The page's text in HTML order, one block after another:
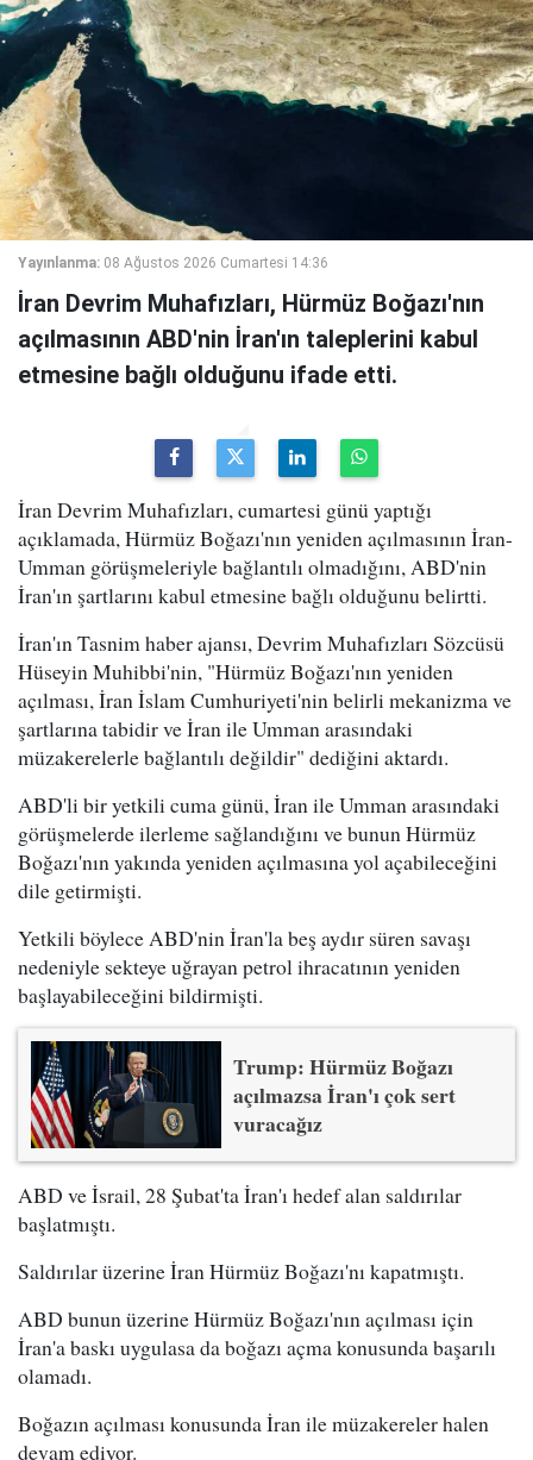
Yayınlanma: 08 Ağustos 2026 Cumartesi 14:36
İran Devrim Muhafızları, Hürmüz Boğazı'nın
açılmasının ABD'nin İran'ın taleplerini kabul
etmesine bağlı olduğunu ifade etti.
İran Devrim Muhafızları, cumartesi günü yaptığı
açıklamada, Hürmüz Boğazı'nın yeniden açılmasının İran-
Umman görüşmeleriyle bağlantılı olmadığını, ABD'nin
İran'ın şartlarını kabul etmesine bağlı olduğunu belirtti.
İran'ın Tasnim haber ajansı, Devrim Muhafızları Sözcüsü
Hüseyin Muhibbi'nin, "Hürmüz Boğazı'nın yeniden
açılması, İran İslam Cumhuriyeti'nin belirli mekanizma ve
şartlarına tabidir ve İran ile Umman arasındaki
müzakerelerle bağlantılı değildir" dediğini aktardı.
ABD'li bir yetkili cuma günü, İran ile Umman arasındaki
görüşmelerde ilerleme sağlandığını ve bunun Hürmüz
Boğazı'nın yakında yeniden açılmasına yol açabileceğini
dile getirmişti.
Yetkili böylece ABD'nin İran'la beş aydır süren savaşı
nedeniyle sekteye uğrayan petrol ihracatının yeniden
başlayabileceğini bildirmişti.
Trump: Hürmüz Boğazı
açılmazsa İran'ı çok sert
vuracağız
ABD ve İsrail, 28 Şubat'ta İran'ı hedef alan saldırılar
başlatmıştı.
Saldırılar üzerine İran Hürmüz Boğazı'nı kapatmıştı.
ABD bunun üzerine Hürmüz Boğazı'nın açılması için
İran'a baskı uygulasa da boğazı açma konusunda başarılı
olamadı.
Boğazın açılması konusunda İran ile müzakereler halen
devam ediyor.